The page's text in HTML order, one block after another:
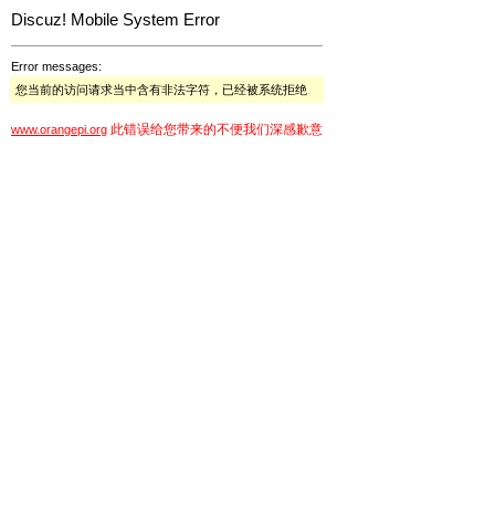
Discuz! Mobile System Error
Error messages:
您当前的访问请求当中含有非法字符，已经被系统拒绝
www.orangepi.org 此错误给您带来的不便我们深感歉意